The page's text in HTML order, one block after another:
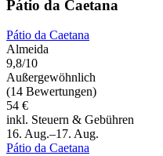
Pátio da Caetana
Pátio da Caetana
Almeida
9,8/10
Außergewöhnlich
(14 Bewertungen)
54 €
inkl. Steuern & Gebühren
16. Aug.–17. Aug.
Pátio da Caetana